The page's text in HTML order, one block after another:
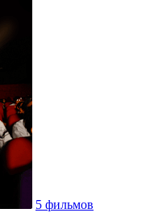
5 фильмов